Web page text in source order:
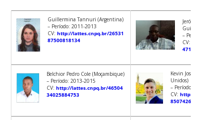
Guillermina Tannuri (Argentina)
– Período: 2011-2013
CV:http://lattes.cnpq.br/26531
87500818134
Jerónimo Taundi
Guilherme
– Período: 2012-
CV:
Belchior Pedro Cole (Moçambique)
– Período: 2013-2015
CV:http://lattes.cnpq.br/46504
34025884753
Kevin Joseph Good
Unidos)
– Período: 2014-2015
CV:http://
850742631194